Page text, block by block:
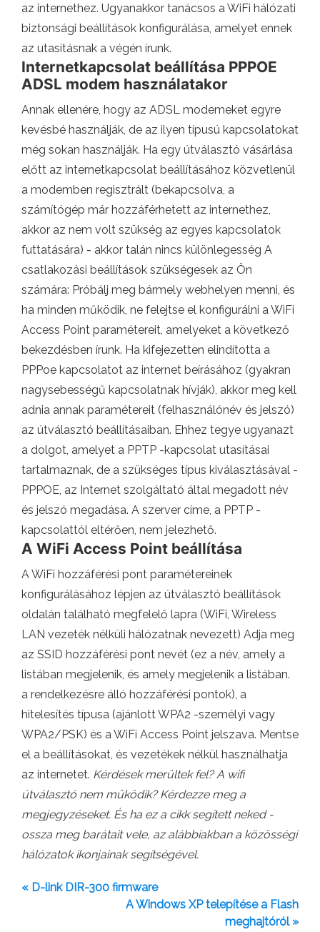
az internethez. Ugyanakkor tanácsos a WiFi hálózati
biztonsági beállítások konfigurálása, amelyet ennek
az utasításnak a végén írunk.
Internetkapcsolat beállítása PPPOE
ADSL modem használatakor
Annak ellenére, hogy az ADSL modemeket egyre
kevésbé használják, de az ilyen típusú kapcsolatokat
még sokan használják. Ha egy útválasztó vásárlása
előtt az internetkapcsolat beállításához közvetlenül
a modemben regisztrált (bekapcsolva, a
számítógép már hozzáférhetett az internethez,
akkor az nem volt szükség az egyes kapcsolatok
futtatására) - akkor talán nincs különlegesség A
csatlakozási beállítások szükségesek az Ön
számára: Próbálj meg bármely webhelyen menni, és
ha minden működik, ne felejtse el konfigurálni a WiFi
Access Point paramétereit, amelyeket a következő
bekezdésben írunk. Ha kifejezetten elindította a
PPPoe kapcsolatot az internet beírásához (gyakran
nagysebességű kapcsolatnak hívják), akkor meg kell
adnia annak paramétereit (felhasználónév és jelszó)
az útválasztó beállításaiban. Ehhez tegye ugyanazt
a dolgot, amelyet a PPTP -kapcsolat utasításai
tartalmaznak, de a szükséges típus kiválasztásával -
PPPOE, az Internet szolgáltató által megadott név
és jelszó megadása. A szerver címe, a PPTP -
kapcsolattól eltérően, nem jelezhető.
A WiFi Access Point beállítása
A WiFi hozzáférési pont paramétereinek
konfigurálásához lépjen az útválasztó beállítások
oldalán található megfelelő lapra (WiFi, Wireless
LAN vezeték nélküli hálózatnak nevezett) Adja meg
az SSID hozzáférési pont nevét (ez a név, amely a
listában megjelenik, és amely megjelenik a listában.
a rendelkezésre álló hozzáférési pontok), a
hitelesítés típusa (ajánlott WPA2 -személyi vagy
WPA2/PSK) és a WiFi Access Point jelszava. Mentse
el a beállításokat, és vezetékek nélkül használhatja
az internetet. Kérdések merültek fel? A wifi
útválasztó nem működik? Kérdezze meg a
megjegyzéseket. És ha ez a cikk segített neked -
ossza meg barátait vele, az alábbiakban a közösségi
hálózatok ikonjainak segítségével.
« D-link DIR-300 firmware
A Windows XP telepítése a Flash
meghajtóról »